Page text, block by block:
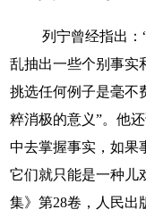
列宁曾经指出
乱抽出一些个别事实
挑选任何例子是毫不
粹消极的意义”。他
中去掌握事实，如果
它们就只能是一种儿
集》第28卷，人民出